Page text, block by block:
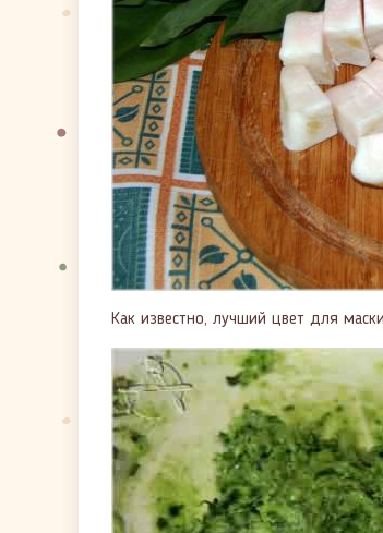
Как известно, лучший цвет для